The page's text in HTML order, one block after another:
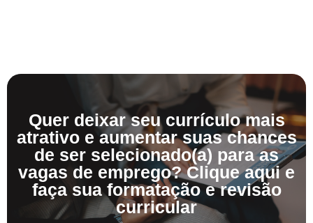
Quer deixar seu currículo mais
atrativo e aumentar suas chances
de ser selecionado(a) para as
vagas de emprego? Clique aqui e
faça sua formatação e revisão
curricular